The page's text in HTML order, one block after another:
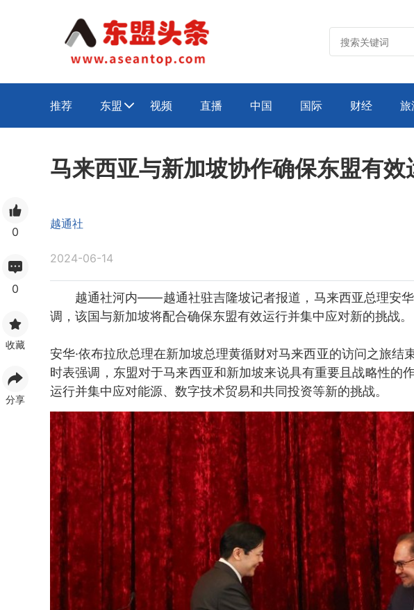
推荐 东盟  视频 直播 中国 国际 财经 旅
0
0
收藏
分享
马来西亚与新加坡协作确保东盟有效
越通社
2024-06-14
越通社河内——越通社驻吉隆坡记者报道，马来西亚总理安
调，该国与新加坡将配合确保东盟有效运行并集中应对新的挑战。
安华·依布拉欣总理在新加坡总理黄循财对马来西亚的访问之旅结
时表强调，东盟对于马来西亚和新加坡来说具有重要且战略性的
运行并集中应对能源、数字技术贸易和共同投资等新的挑战。